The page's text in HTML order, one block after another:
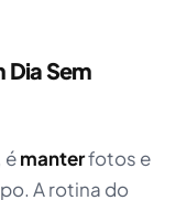
Dia Sem
émanterfotos e
A rotina do